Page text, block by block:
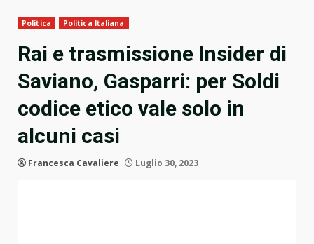
Politica Politica Italiana
Rai e trasmissione Insider di
Saviano, Gasparri: per Soldi
codice etico vale solo in
alcuni casi
Francesca Cavaliere Luglio 30, 2023